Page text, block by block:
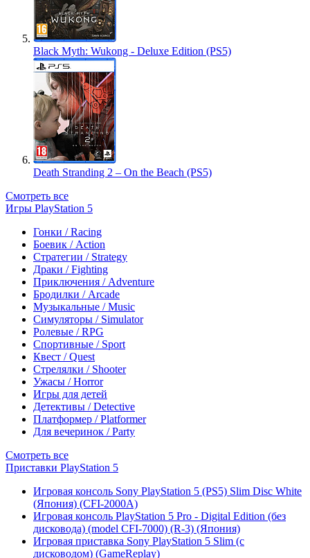
Black Myth: Wukong - Deluxe Edition (PS5)
Death Stranding 2 – On the Beach (PS5)
Смотреть все
Игры PlayStation 5
Гонки / Racing
Боевик / Action
Стратегии / Strategy
Драки / Fighting
Приключения / Adventure
Бродилки / Arcade
Музыкальные / Music
Симуляторы / Simulator
Ролевые / RPG
Спортивные / Sport
Квест / Quest
Стрелялки / Shooter
Ужасы / Horror
Игры для детей
Детективы / Detective
Платформер / Platformer
Для вечеринок / Party
Смотреть все
Приставки PlayStation 5
Игровая консоль Sony PlayStation 5 (PS5) Slim Disc White
(Япония) (CFI-2000A)
Игровая консоль PlayStation 5 Pro - Digital Edition (без
дисковода) (model CFI-7000) (R-3) (Япония)
Игровая приставка Sony PlayStation 5 Slim (с
дисководом) (GameReplay)